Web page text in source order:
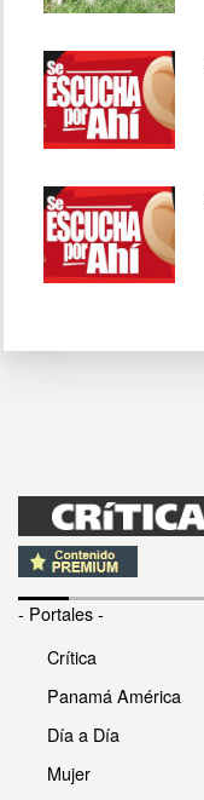
- Portales -
Crítica
Panamá América
Día a Día
Mujer